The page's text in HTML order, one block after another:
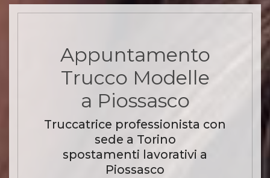
Appuntamento
Trucco Modelle
a Piossasco
Truccatrice professionista con
sede a Torino
spostamenti lavorativi a
Piossasco